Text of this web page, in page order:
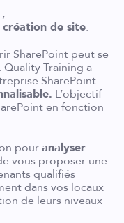
;
création de site.
SharePoint peut se
Training a
SharePoint
L’objectif
en fonction
pouranalyser
vous proposer une
qualifiés
dans vos locaux
de leurs niveaux